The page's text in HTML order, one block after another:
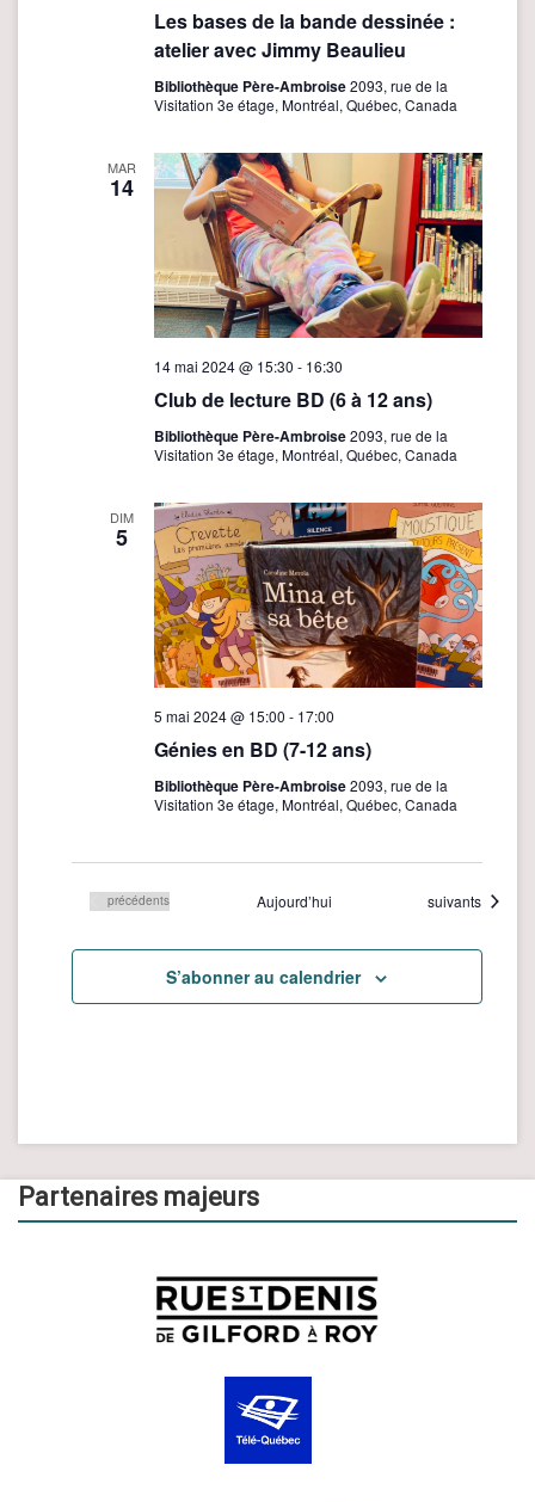
Les bases de la bande dessinée :
atelier avec Jimmy Beaulieu
Bibliothèque Père-Ambroise2093, rue de la
Visitation 3e étage, Montréal, Québec, Canada
MAR
14
14 mai 2024 @ 15:30 - 16:30
Club de lecture BD (6 à 12 ans)
Bibliothèque Père-Ambroise2093, rue de la
Visitation 3e étage, Montréal, Québec, Canada
DIM
5
5 mai 2024 @ 15:00 - 17:00
Génies en BD (7-12 ans)
Bibliothèque Père-Ambroise2093, rue de la
Visitation 3e étage, Montréal, Québec, Canada
Évènements
précédents Aujourd’hui Évènements
suivants
S’abonner au calendrier
Partenaires majeurs